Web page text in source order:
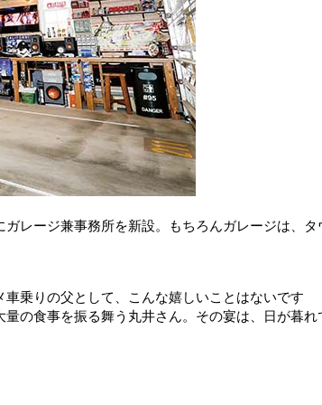
レージ兼事務所を新設。もちろんガレージは、タ
乗りの父として、こんな嬉しいことはないです
の食事を振る舞う丸井さん。その宴は、日が暮れ